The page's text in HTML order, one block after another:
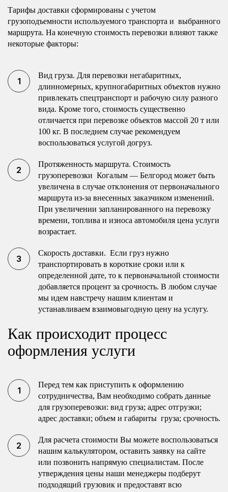
Тарифы доставки сформированы с учетом
грузоподъемности используемого транспорта и выбранного
маршрута. На конечную стоимость перевозки влияют также
некоторые факторы:
Вид груза. Для перевозки негабаритных,
длинномерных, крупногабаритных объектов нужно
привлекать спецтранспорт и рабочую силу разного
вида. Кроме того, стоимость существенно
отличается при перевозке объектов массой 20 т или
100 кг. В последнем случае рекомендуем
воспользоваться услугой догруз.
Протяженность маршрута. Стоимость
грузоперевозки Когалым — Белгород может быть
увеличена в случае отклонения от первоначального
маршрута из-за внесенных заказчиком изменений.
При увеличении запланированного на перевозку
времени, топлива и износа автомобиля цена услуги
возрастает.
Скорость доставки. Если груз нужно
транспортировать в короткие сроки или к
определенной дате, то к первоначальной стоимости
добавляется процент за срочность. В любом случае
мы идем навстречу нашим клиентам и
устанавливаем взаимовыгодную цену на услугу.
Как происходит процесс
оформления услуги
Перед тем как приступить к оформлению
сотрудничества, Вам необходимо собрать данные
для грузоперевозки: вид груза; адрес отгрузки;
адрес доставки; объем и габариты груза; срочность.
Для расчета стоимости Вы можете воспользоваться
нашим калькулятором, оставить заявку на сайте
или позвонить напрямую специалистам. После
утверждения цены наши менеджеры подберут
подходящий грузовик и предоставят всю